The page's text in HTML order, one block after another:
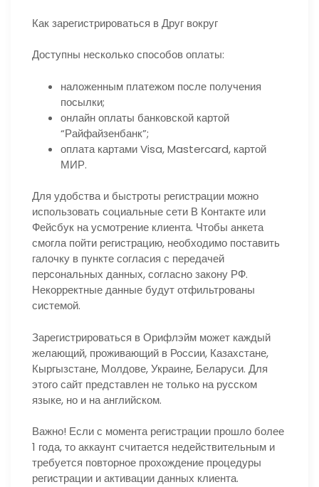
Как зарегистрироваться в Друг вокруг
Доступны несколько способов оплаты:
наложенным платежом после получения
посылки;
онлайн оплаты банковской картой
“Райфайзенбанк”;
оплата картами Visa, Mastercard, картой
МИР.
Для удобства и быстроты регистрации можно
использовать социальные сети В Контакте или
Фейсбук на усмотрение клиента. Чтобы анкета
смогла пойти регистрацию, необходимо поставить
галочку в пункте согласия с передачей
персональных данных, согласно закону РФ.
Некорректные данные будут отфильтрованы
системой.
Зарегистрироваться в Орифлэйм может каждый
желающий, проживающий в России, Казахстане,
Кыргызстане, Молдове, Украине, Беларуси. Для
этого сайт представлен не только на русском
языке, но и на английском.
Важно! Если с момента регистрации прошло более
1 года, то аккаунт считается недействительным и
требуется повторное прохождение процедуры
регистрации и активации данных клиента.